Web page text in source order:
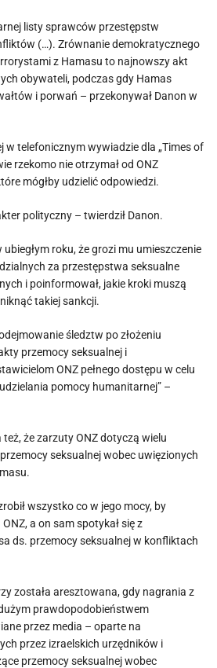
listy sprawców przestępstw
(…). Zrównanie demokratycznego
z Hamasu to najnowszy akt
obywateli, podczas gdy Hamas
i porwań – przekonywał Danon w
w telefonicznym wywiadzie dla „Times of
rzekomo nie otrzymał od ONZ
mógłby udzielić odpowiedzi.
polityczny – twierdził Danon.
roku, że grozi mu umieszczenie
za przestępstwa seksualne
i poinformował, jakie kroki muszą
takiej sankcji.
śledztw po złożeniu
przemocy seksualnej i
ONZ pełnego dostępu w celu
pomocy humanitarnej” –
też, że zarzuty ONZ dotyczą wielu
seksualnej wobec uwięzionych
wszystko co w jego mocy, by
a on sam spotykał się z
ds. przemocy seksualnej w konfliktach
została aresztowana, gdy nagrania z
prawdopodobieństwem
przez media – oparte na
przez izraelskich urzędników i
przemocy seksualnej wobec